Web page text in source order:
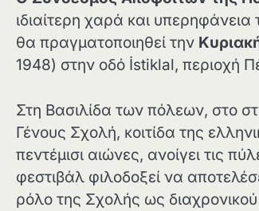
ιδιαίτερη χαρά και
θα πραγματοποιηθεί την
1948) στην οδό İstiklal, περιοχή
Στη Βασιλίδα των πόλεων, στο
Γένους Σχολή, κοιτίδα της
πεντέμισι αιώνες, ανοίγει τις
φεστιβάλ φιλοδοξεί να
ρόλο της Σχολής ως